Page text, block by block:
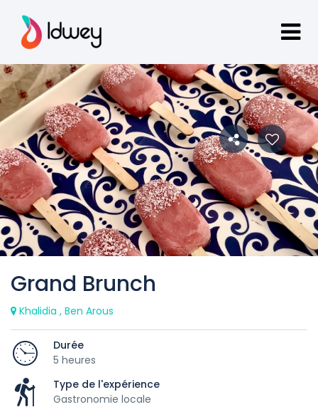
Grand Brunch
Khalidia , Ben Arous
Durée
5 heures
Type de l'expérience
Gastronomie locale